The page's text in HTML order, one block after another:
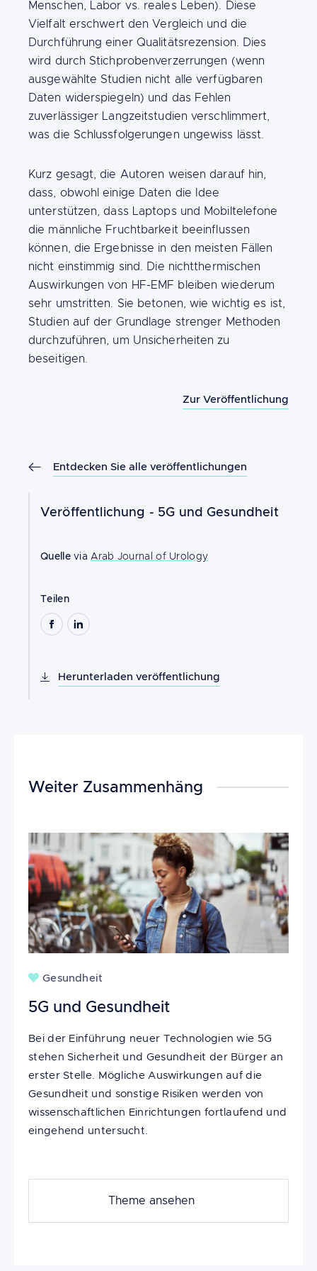
Entdecken Sie alle veröffentlichungen
Veröffentlichung - 5G und Gesundheit
QuelleviaArab Journal of Urology
Teilen
Herunterladen veröffentlichung
Menschen, Labor vs. reales Leben). Diese
Vielfalt erschwert den Vergleich und die
Durchführung einer Qualitätsrezension. Dies
wird durch Stichprobenverzerrungen (wenn
ausgewählte Studien nicht alle verfügbaren
Daten widerspiegeln) und das Fehlen
zuverlässiger Langzeitstudien verschlimmert,
was die Schlussfolgerungen ungewiss lässt.
Kurz gesagt, die Autoren weisen darauf hin,
dass, obwohl einige Daten die Idee
unterstützen, dass Laptops und Mobiltelefone
die männliche Fruchtbarkeit beeinflussen
können, die Ergebnisse in den meisten Fällen
nicht einstimmig sind. Die nichtthermischen
Auswirkungen von HF-EMF bleiben wiederum
sehr umstritten. Sie betonen, wie wichtig es ist,
Studien auf der Grundlage strenger Methoden
durchzuführen, um Unsicherheiten zu
beseitigen.
Zur Veröffentlichung
Weiter Zusammenhäng
Gesundheit
5G und Gesundheit
Bei der Einführung neuer Technologien wie 5G
stehen Sicherheit und Gesundheit der Bürger an
erster Stelle. Mögliche Auswirkungen auf die
Gesundheit und sonstige Risiken werden von
wissenschaftlichen Einrichtungen fortlaufend und
eingehend untersucht.
Theme ansehen